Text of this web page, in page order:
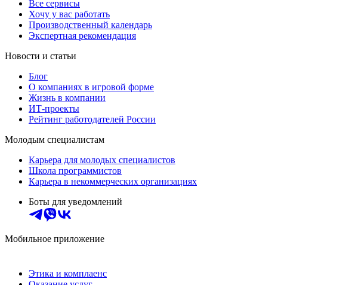
Все сервисы
Хочу у вас работать
Производственный календарь
Экспертная рекомендация
Новости и статьи
Блог
О компаниях в игровой форме
Жизнь в компании
ИТ-проекты
Рейтинг работодателей России
Молодым специалистам
Карьера для молодых специалистов
Школа программистов
Карьера в некоммерческих организациях
Боты для уведомлений
Мобильное приложение
Этика и комплаенс